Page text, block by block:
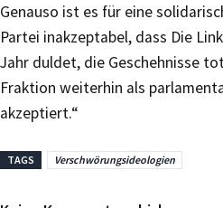
Genauso ist es für eine
Partei inakzeptabel, dass Die
Jahr duldet, die Geschehnisse
Fraktion weiterhin als
akzeptiert.“
TAGS Verschwörungsideologien